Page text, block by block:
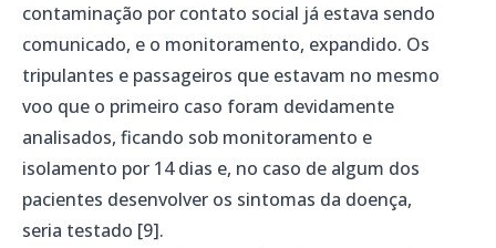
contaminação por contato social já estava sendo
comunicado, e o monitoramento, expandido. Os
tripulantes e passageiros que estavam no mesmo
voo que o primeiro caso foram devidamente
analisados, ficando sob monitoramento e
isolamento por 14 dias e, no caso de algum dos
pacientes desenvolver os sintomas da doença,
seria testado [9].